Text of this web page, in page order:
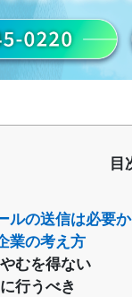
目
ルの送信は必要か
業の考え方
むを得ない
行うべき